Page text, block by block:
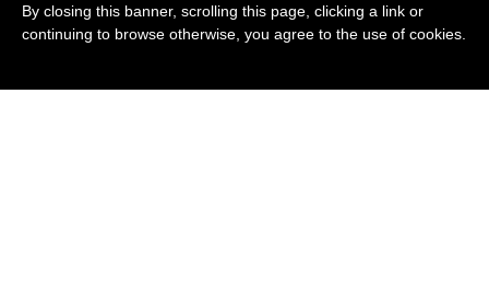
By closing this banner, scrolling this page, clicking a link or
continuing to browse otherwise, you agree to the use of cookies.